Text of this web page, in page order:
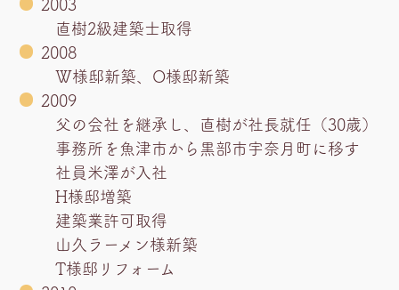
直樹2級建築士取得
2008
W様邸新築、O様邸新築
2009
父の会社を継承し、直樹が社長就任（30歳）
事務所を魚津市から黒部市宇奈月町に移す
社員米澤が入社
H様邸増築
建築業許可取得
山久ラーメン様新築
T様邸リフォーム